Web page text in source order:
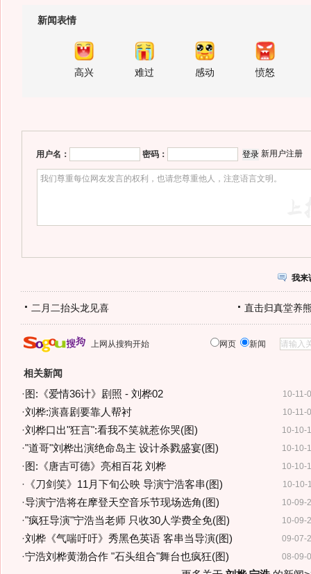
新闻表情
高兴 难过 感动 愤怒
用户名： 密码： 新用户注册
我来
二月二抬头龙见喜 直击归真堂养
上网从搜狗开始 网页 新闻
相关新闻
10-11-
· 图:《爱情36计》剧照 - 刘桦02
10-11-
·刘桦:演喜剧要靠人帮衬
10-10-
·刘桦口出"狂言":看我不笑就惹你哭(图)
10-10-
·"道哥"刘桦出演绝命岛主 设计杀戮盛宴(图)
10-10-
· 图:《唐吉可德》亮相百花 刘桦
10-10-
· 《刀剑笑》11月下旬公映 导演宁浩客串(图)
10-09-
·导演宁浩将在摩登天空音乐节现场选角(图)
10-09-
·"疯狂导演"宁浩当老师 只收30人学费全免(图)
09-07-
·刘桦《气喘吁吁》秀黑色英语 客串当导演(图)
08-09-
·宁浩刘桦黄渤合作 "石头组合"舞台也疯狂(图)